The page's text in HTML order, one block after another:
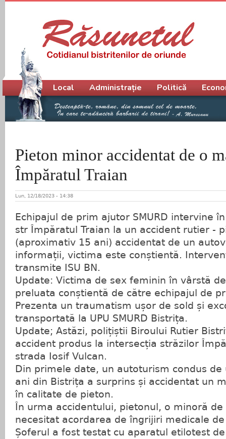
Pieton minor accidentat de o
Împăratul Traian
Lun, 12/18/2023 - 14:38
Echipajul de prim ajutor SMURD intervine
str Împăratul Traian la un accident rutier -
(aproximativ 15 ani) accidentat de un
informații, victima este conștientă.
transmite ISU BN.
Update: Victima de sex feminin în vârstă
preluata conștientă de către echipajul de
Prezenta un traumatism ușor de sold și
transportată la UPU SMURD Bistrița.
Update; Astăzi, polițiștii Biroului Rutier
accident produs la intersecția străzilor
strada Iosif Vulcan.
Din primele date, un autoturism condus
ani din Bistrița a surprins și accidentat un
în calitate de pieton.
În urma accidentului, pietonul, o minoră
necesitat acordarea de îngrijiri medicale
Șoferul a fost testat cu aparatul etilotest
Meniu principal
Local Administrație Politică